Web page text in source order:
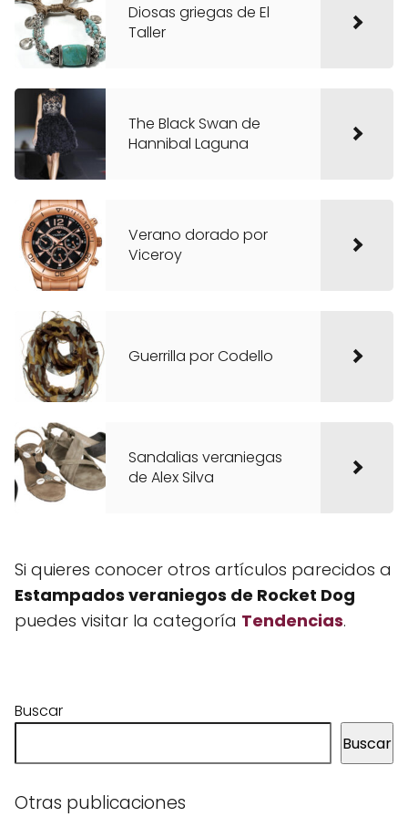
Diosas griegas de El
Taller
The Black Swan de
Hannibal Laguna
Verano dorado por
Viceroy
Guerrilla por Codello
Sandalias veraniegas
de Alex Silva
Si quieres conocer otros artículos parecidos a
Estampados veraniegos de Rocket Dog
puedes visitar la categoría Tendencias.
Buscar
Buscar
Otras publicaciones